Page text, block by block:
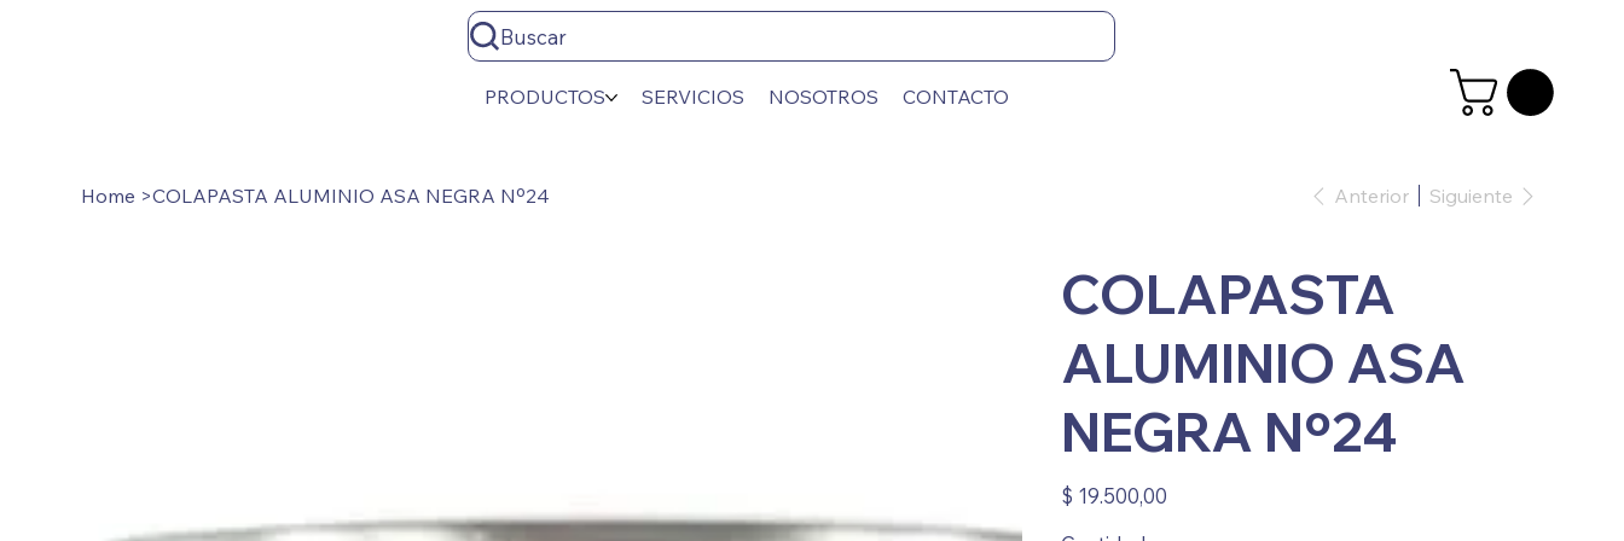
Buscar
PRODUCTOS SERVICIOS NOSOTROS CONTACTO
Home >COLAPASTA ALUMINIO ASA NEGRA Nº24 Anterior Siguiente
COLAPASTA
ALUMINIO ASA
NEGRA Nº24
Precio
$ 19.500,00